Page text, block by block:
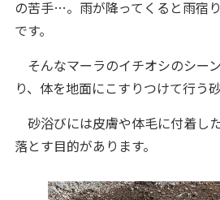
の苦手…。雨が降ってくると雨宿
です。
そんなマーラのイチオシのシー
り、体を地面にこすりつけて行う
砂浴びには皮膚や体毛に付着し
落とす目的があります。